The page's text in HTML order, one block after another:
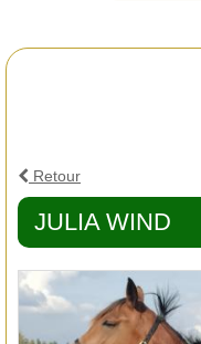
Retour
JULIA WIND